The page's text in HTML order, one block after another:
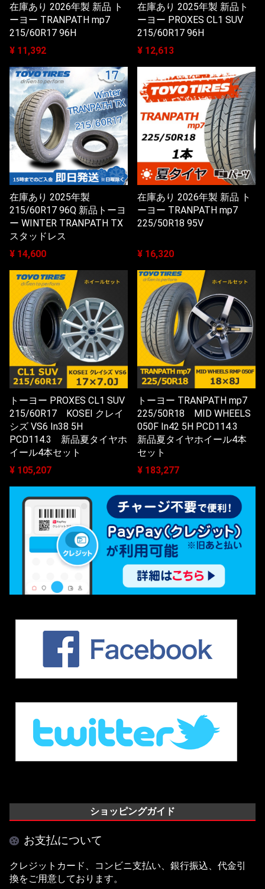
在庫あり 2026年製 新品 ト
ーヨー TRANPATH mp7
215/60R17 96H
¥ 11,392
在庫あり 2025年製 新品ト
ーヨー PROXES CL1 SUV
215/60R17 96H
¥ 12,613
在庫あり 2025年製
215/60R17 96Q 新品トーヨ
ー WINTER TRANPATH TX
スタッドレス
¥ 14,600
在庫あり 2026年製 新品 ト
ーヨー TRANPATH mp7
225/50R18 95V
¥ 16,320
トーヨー PROXES CL1 SUV
215/60R17 KOSEI クレイ
シズ VS6 In38 5H
PCD114.3 新品夏タイヤホ
イール4本セット
¥ 105,207
トーヨー TRANPATH mp7
225/50R18 MID WHEELS
050F In42 5H PCD114.3
新品夏タイヤホイール4本
セット
¥ 183,277
ショッピングガイド
お支払について
クレジットカード、コンビニ支払い、銀行振込、代金引
換をご用意しております。